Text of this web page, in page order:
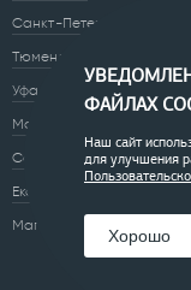
Санкт-Петербург
Тюмень
Уфа
Москва
Сочи
Екатеринбург
Магнитогорск
ФАЙЛАХ
Наш сайт
для улучшения
Хорошо